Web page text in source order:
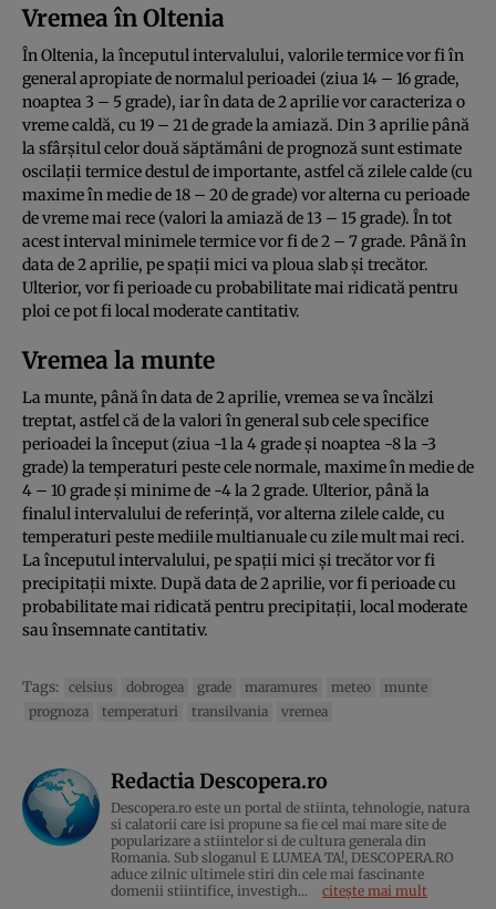
Vremea în Oltenia
În Oltenia, la începutul intervalului, valorile termice vor fi în
general apropiate de normalul perioadei (ziua 14 – 16 grade,
noaptea 3 – 5 grade), iar în data de 2 aprilie vor caracteriza o
vreme caldă, cu 19 – 21 de grade la amiază. Din 3 aprilie până
la sfârşitul celor două săptămâni de prognoză sunt estimate
oscilaţii termice destul de importante, astfel că zilele calde (cu
maxime în medie de 18 – 20 de grade) vor alterna cu perioade
de vreme mai rece (valori la amiază de 13 – 15 grade). În tot
acest interval minimele termice vor fi de 2 – 7 grade. Până în
data de 2 aprilie, pe spaţii mici va ploua slab şi trecător.
Ulterior, vor fi perioade cu probabilitate mai ridicată pentru
ploi ce pot fi local moderate cantitativ.
Vremea la munte
La munte, până în data de 2 aprilie, vremea se va încălzi
treptat, astfel că de la valori în general sub cele specifice
perioadei la început (ziua -1 la 4 grade şi noaptea -8 la -3
grade) la temperaturi peste cele normale, maxime în medie de
4 – 10 grade şi minime de -4 la 2 grade. Ulterior, până la
finalul intervalului de referinţă, vor alterna zilele calde, cu
temperaturi peste mediile multianuale cu zile mult mai reci.
La începutul intervalului, pe spaţii mici şi trecător vor fi
precipitaţii mixte. După data de 2 aprilie, vor fi perioade cu
probabilitate mai ridicată pentru precipitaţii, local moderate
sau însemnate cantitativ.
Tags: celsius dobrogea grade maramures meteo
munte
prognoza
temperaturi transilvania vremea
Redactia Descopera.ro
Descopera.ro este un portal de stiinta, tehnologie, natura
si calatorii care isi propune sa fie cel mai mare site de
popularizare a stiintelor si de cultura generala din
Romania. Sub sloganul E LUMEA TA!, DESCOPERA.RO
aduce zilnic ultimele stiri din cele mai fascinante
domenii stiintifice, investigh...
citește mai mult